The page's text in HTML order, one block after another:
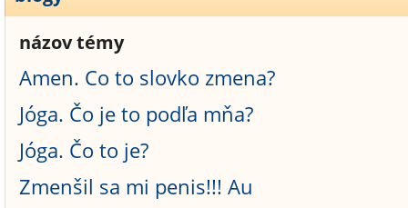
názov témy
Amen. Co to slovko zmena?
Jóga. Čo je to podľa mňa?
Jóga. Čo to je?
Zmenšil sa mi penis!!! Au